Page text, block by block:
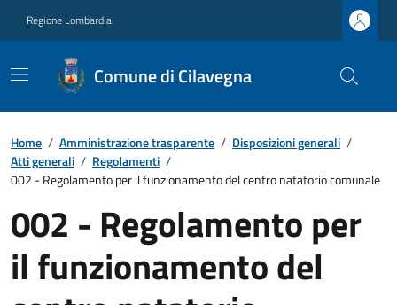
Regione Lombardia
Comune di Cilavegna
Home / Amministrazione trasparente / Disposizioni generali /
Atti generali / Regolamenti /
002 - Regolamento per il funzionamento del centro natatorio comunale
002 - Regolamento per
il funzionamento del